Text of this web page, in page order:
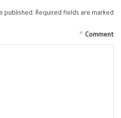
published. Required fields are marked
Comment
*